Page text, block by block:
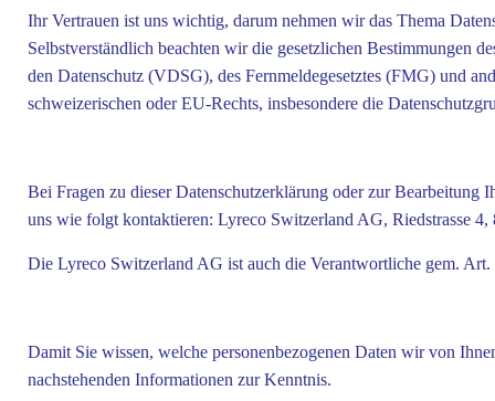
Ihr Vertrauen ist uns wichtig, darum nehmen wir das Thema
Selbstverständlich beachten wir die gesetzlichen Bestimmungen
den Datenschutz (VDSG), des Fernmeldegesetztes (FMG) und
schweizerischen oder EU-Rechts, insbesondere die
Bei Fragen zu dieser Datenschutzerklärung oder zur Bearbeitung
uns wie folgt kontaktieren: Lyreco Switzerland AG, Riedstrasse
Die Lyreco Switzerland AG ist auch die Verantwortliche gem.
Damit Sie wissen, welche personenbezogenen Daten wir von
nachstehenden Informationen zur Kenntnis.